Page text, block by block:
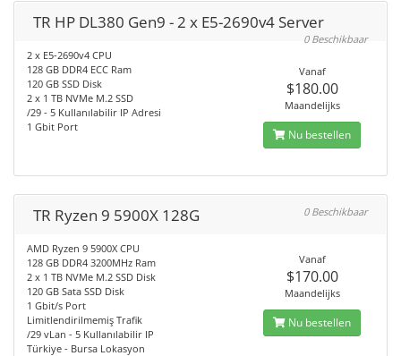
TR HP DL380 Gen9 - 2 x E5-2690v4 Server
0 Beschikbaar
2 x E5-2690v4 CPU
128 GB DDR4 ECC Ram
120 GB SSD Disk
2 x 1 TB NVMe M.2 SSD
/29 - 5 Kullanılabilir IP Adresi
1 Gbit Port
Vanaf
$180.00
Maandelijks
Nu bestellen
TR Ryzen 9 5900X 128G 0 Beschikbaar
AMD Ryzen 9 5900X CPU
128 GB DDR4 3200MHz Ram
2 x 1 TB NVMe M.2 SSD Disk
120 GB Sata SSD Disk
1 Gbit/s Port
Limitlendirilmemiş Trafik
/29 vLan - 5 Kullanılabilir IP
Türkiye - Bursa Lokasyon
Vanaf
$170.00
Maandelijks
Nu bestellen